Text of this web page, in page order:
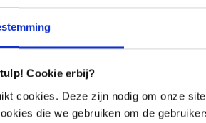
Cookie erbij?
cookies. Deze zijn nodig om onze
die we gebruiken om de